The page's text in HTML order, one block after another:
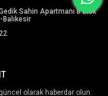
Sahin Apartmanı B Blok
olarak haberdar olun.